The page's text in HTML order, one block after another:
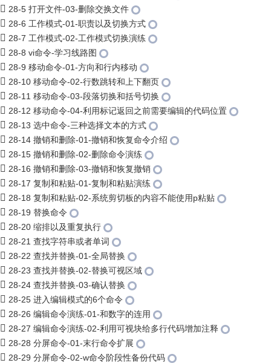
28-5 打开文件-03-删除交换文件
28-6 工作模式-01-职责以及切换方式
28-7 工作模式-02-工作模式切换演练
28-8 vi命令-学习线路图
28-9 移动命令-01-方向和行内移动
28-10 移动命令-02-行数跳转和上下翻页
28-11 移动命令-03-段落切换和括号切换
28-12 移动命令-04-利用标记返回之前需要编辑的代码位置
28-13 选中命令-三种选择文本的方式
28-14 撤销和删除-01-撤销和恢复命令介绍
28-15 撤销和删除-02-删除命令演练
28-16 撤销和删除-03-撤销和恢复撤销
28-17 复制和粘贴-01-复制和粘贴演练
28-18 复制和粘贴-02-系统剪切板的内容不能使用p粘贴
28-19 替换命令
28-20 缩排以及重复执行
28-21 查找字符串或者单词
28-22 查找并替换-01-全局替换
28-23 查找并替换-02-替换可视区域
28-24 查找并替换-03-确认替换
28-25 进入编辑模式的6个命令
28-26 编辑命令演练-01-和数字的连用
28-27 编辑命令演练-02-利用可视块给多行代码增加注释
28-28 分屏命令-01-末行命令扩展
28-29 分屏命令-02-w命令阶段性备份代码